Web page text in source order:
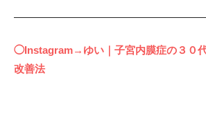
◯Instagram→ゆい｜子宮内膜症の３０
改善法